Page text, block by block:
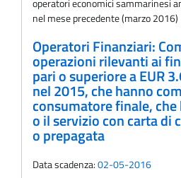
operatori economici sammarinesi
nel mese precedente (marzo 2016)
Operatori Finanziari:
operazioni rilevanti ai
pari o superiore a EUR
nel 2015, che hanno
consumatore finale,
o il servizio con carta di
o prepagata
Data scadenza:02-05-2016